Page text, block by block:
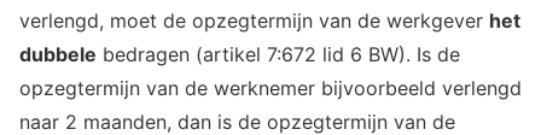
verlengd, moet de opzegtermijn van de werkgever het
dubbele bedragen (artikel 7:672 lid 6 BW). Is de
opzegtermijn van de werknemer bijvoorbeeld verlengd
naar 2 maanden, dan is de opzegtermijn van de